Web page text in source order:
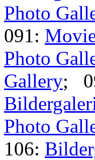
Photo
091:
Photo
Gallery;
Photo
106: